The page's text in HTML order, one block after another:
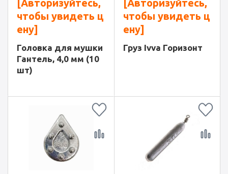
[Авторизуйтесь,
чтобы увидеть ц
ену]
Головка для мушки
Гантель, 4,0 мм (10
шт)
[Авторизуйтесь,
чтобы увидеть ц
ену]
Груз Ivva Горизонт